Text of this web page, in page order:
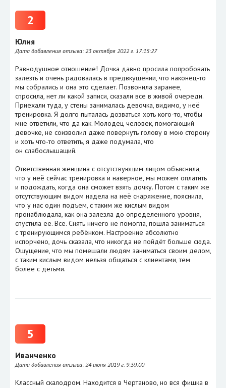
Юлия
Дата добавления отзыва: 23 октября 2022 г. 17:15:27
2
Равнодушное отношение! Дочка давно просила попробовать
залезть и очень радовалась в предвкушении, что наконец-то
мы собрались и она это сделает. Позвонила заранее,
спросила, нет ли какой записи, сказали все в живой очереди.
Приехали туда, у стены занималась девочка, видимо, у неё
тренировка. Я долго пыталась дозваться хоть кого-то, чтобы
мне ответили, что да как. Молодец человек, помогающий
девочке, не соизволил даже повернуть голову в мою сторону
и хоть что-то ответить, я даже подумала, что
он слабослышащий.
Ответственная женщина с отсутствующим лицом объяснила,
что у неё сейчас тренировка и наверное, мы можем оплатить
и подождать, когда она сможет взять дочку. Потом с таким же
отсутствующим видом надела на неё снаряжение, пояснила,
что у нас один подъем, с таким же кислым видом
пронаблюдала, как она залезла до определенного уровня,
спустила ее. Все. Снять ничего не помогла, пошла заниматься
с тренирующимся ребёнком. Настроение абсолютно
испорчено, дочь сказала, что никогда не пойдёт больше сюда.
Ощущение, что мы помешали людям заниматься своим делом,
с таким кислым видом нельзя общаться с клиентами, тем
более с детьми.
Иванченко
Дата добавления отзыва:24 июня 2019 г. 9:59:00
5
Классный скалодром. Находится в Чертаново, но вся фишка в